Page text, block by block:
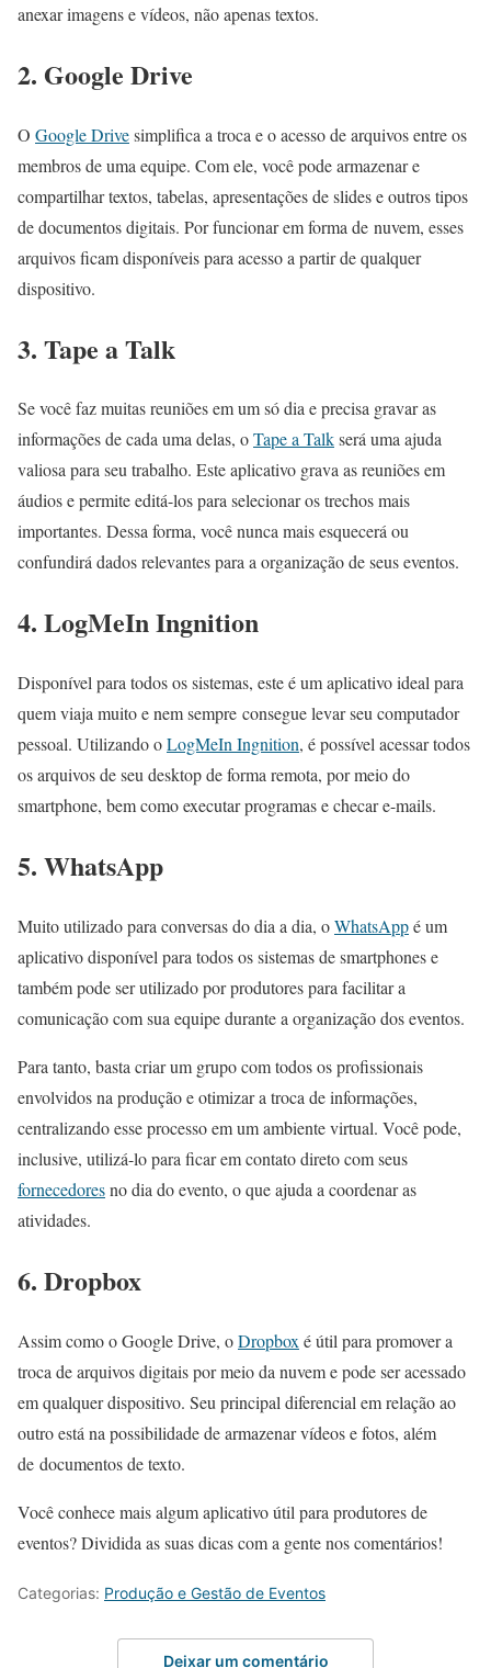
anexar imagens e vídeos, não apenas textos.
2. Google Drive
O Google Drivesimplifica a troca e o acesso de arquivos entre os
membros de uma equipe. Com ele, você pode armazenar e
compartilhar textos, tabelas, apresentações de slides e outros tipos
de documentos digitais. Por funcionar em forma de nuvem, esses
arquivos ficam disponíveis para acesso a partir de qualquer
dispositivo.
3. Tape a Talk
Se você faz muitas reuniões em um só dia e precisa gravar as
informações de cada uma delas, oTape a Talkserá uma ajuda
valiosa para seu trabalho. Este aplicativo grava as reuniões em
áudios e permite editá-los para selecionar os trechos mais
importantes. Dessa forma, você nunca mais esquecerá ou
confundirá dados relevantes para a organização de seus eventos.
4. LogMeIn Ingnition
Disponível para todos os sistemas, este é um aplicativo ideal para
quem viaja muito e nem sempre consegue levar seu computador
pessoal. Utilizando oLogMeIn Ingnition, é possível acessar todos
os arquivos de seu desktop de forma remota, por meio do
smartphone, bem como executar programas e checar e-mails.
5. WhatsApp
Muito utilizado para conversas do dia a dia, oWhatsAppé um
aplicativo disponível para todos os sistemas de smartphones e
também pode ser utilizado por produtores para facilitar a
comunicação com sua equipe durante a organização dos eventos.
Para tanto, basta criar um grupo com todos os profissionais
envolvidos na produção e otimizar a troca de informações,
centralizando esse processo em um ambiente virtual. Você pode,
inclusive, utilizá-lo para ficar em contato direto com seus
fornecedoresno dia do evento, o que ajuda a coordenar as
atividades.
6. Dropbox
Assim como o Google Drive, oDropbox é útil para promover a
troca de arquivos digitais por meio da nuvem e pode ser acessado
em qualquer dispositivo. Seu principal diferencial em relação ao
outro está na possibilidade de armazenar vídeos e fotos, além
de documentos de texto.
Você conhece mais algum aplicativo útil para produtores de
eventos? Dividida as suas dicas com a gente nos comentários!
Categorias: Produção e Gestão de Eventos
Deixar um comentário